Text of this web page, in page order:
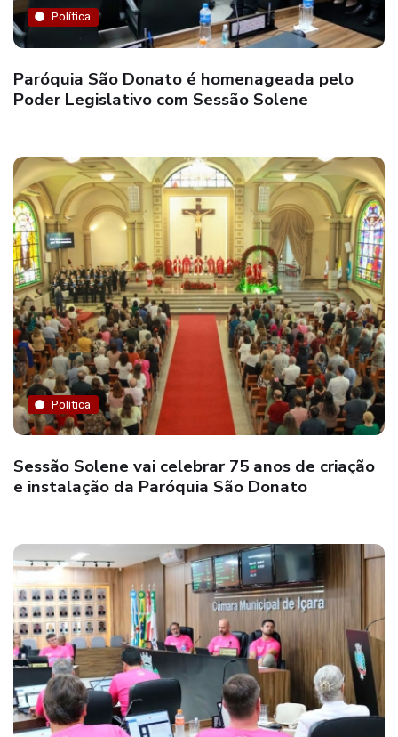
Política
Paróquia São Donato é homenageada pelo
Poder Legislativo com Sessão Solene
Política
Sessão Solene vai celebrar 75 anos de criação
e instalação da Paróquia São Donato